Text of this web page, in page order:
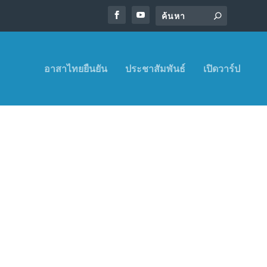
อาสาไทยยืนยัน ประชาสัมพันธ์ เปิดวาร์ป